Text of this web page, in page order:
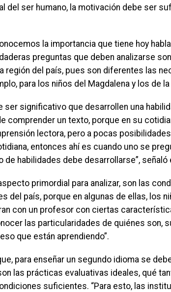
del ser humano, la motivación debe ser
la importancia que tiene hoy
preguntas que deben analizarse
región del país, pues son diferentes las
para los niños del Magdalena y los de
ser significativo que desarrollen una
comprender un texto, porque en su
lectora, pero a pocas
entonces ahí es cuando uno se
de habilidades debe desarrollarse”, señaló
primordial para analizar, son las
del país, porque en algunas de ellas, los
con un profesor con ciertas
las particularidades de quiénes son,
que están aprendiendo”.
para enseñar un segundo idioma se
las prácticas evaluativas ideales, qué
suficientes. “Para esto, las